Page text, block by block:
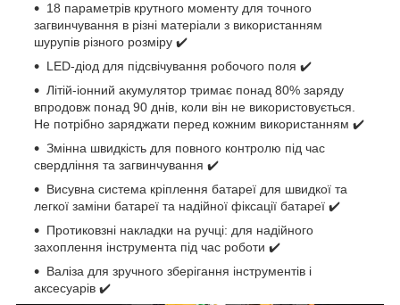
18 параметрів крутного моменту для точного
загвинчування в різні матеріали з використанням
шурупів різного розміру ✔️
LED-діод для підсвічування робочого поля ✔️
Літій-іонний акумулятор тримає понад 80% заряду
впродовж понад 90 днів, коли він не використовується.
Не потрібно заряджати перед кожним використанням ✔️
Змінна швидкість для повного контролю під час
свердління та загвинчування ✔️
Висувна система кріплення батареї для швидкої та
легкої заміни батареї та надійної фіксації батареї ✔️
Протиковзні накладки на ручці: для надійного
захоплення інструмента під час роботи ✔️
Валіза для зручного зберігання інструментів і
аксесуарів ✔️